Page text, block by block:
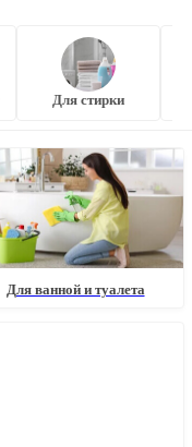
Для стирки
Для ванной и туалета